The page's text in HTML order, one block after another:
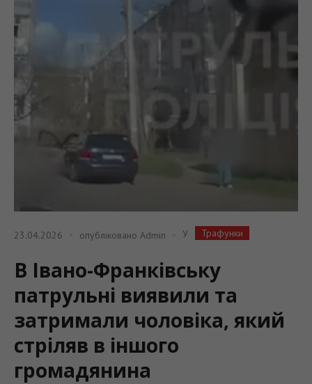
23.04.2026 опубліковано Admin У Трафунки
В Івано-Франківську
патрульні виявили та
затримали чоловіка, який
стріляв в іншого
громадянина